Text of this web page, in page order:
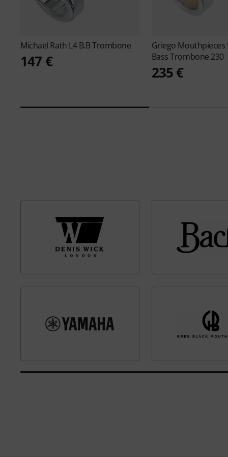
Michael Rath L4 B.B Trombone
147 €
Griego Mouthpieces
Bass Trombone 230
235 €